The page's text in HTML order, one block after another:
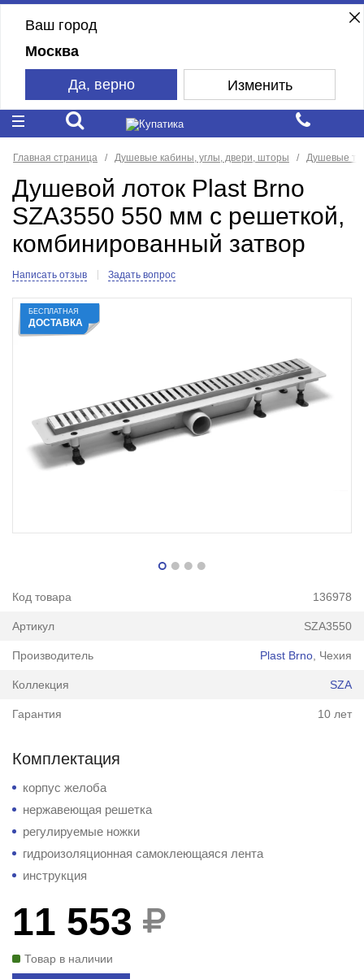
Ваш город
Москва
Да, верно Изменить
Главная страница Душевые кабины, углы, двери, шторы Душевые
Душевой лоток Plast Brno
SZA3550 550 мм с решеткой,
комбинированный затвор
Написать отзыв Задать вопрос
БЕСПЛАТНАЯ
ДОСТАВКА
Код товара 136978
Артикул SZA3550
Производитель Plast Brno , Чехия
Коллекция SZA
Гарантия 10 лет
Комплектация
корпус желоба
нержавеющая решетка
регулируемые ножки
гидроизоляционная самоклеющаяся лента
инструкция
11 553
Товар в наличии